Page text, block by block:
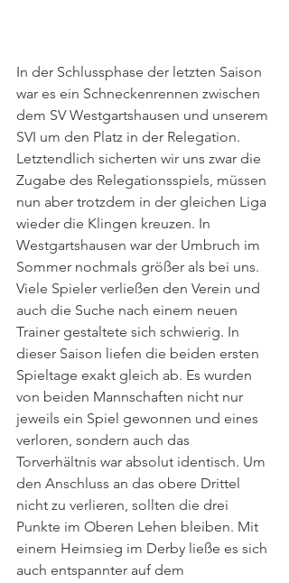
In der Schlussphase der letzten Saison
war es ein Schneckenrennen zwischen
dem SV Westgartshausen und unserem
SVI um den Platz in der Relegation.
Letztendlich sicherten wir uns zwar die
Zugabe des Relegationsspiels, müssen
nun aber trotzdem in der gleichen Liga
wieder die Klingen kreuzen. In
Westgartshausen war der Umbruch im
Sommer nochmals größer als bei uns.
Viele Spieler verließen den Verein und
auch die Suche nach einem neuen
Trainer gestaltete sich schwierig. In
dieser Saison liefen die beiden ersten
Spieltage exakt gleich ab. Es wurden
von beiden Mannschaften nicht nur
jeweils ein Spiel gewonnen und eines
verloren, sondern auch das
Torverhältnis war absolut identisch. Um
den Anschluss an das obere Drittel
nicht zu verlieren, sollten die drei
Punkte im Oberen Lehen bleiben. Mit
einem Heimsieg im Derby ließe es sich
auch entspannter auf dem